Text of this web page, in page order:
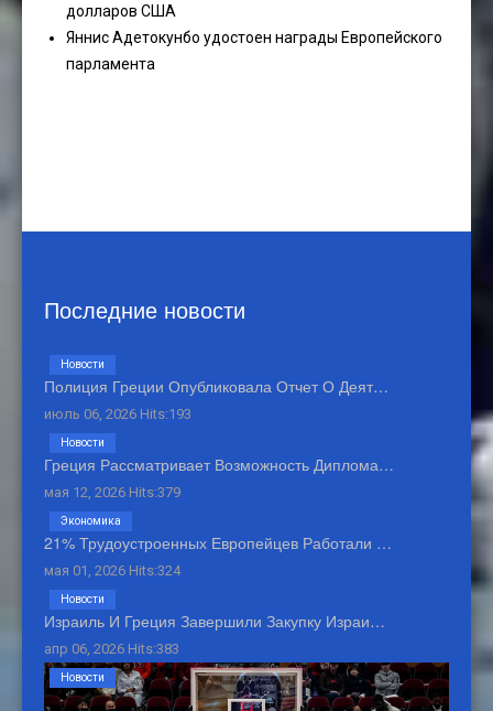
долларов США
Яннис Адетокунбо удостоен награды Европейского
парламента
Последние новости
Полиция Греции Опубликовала Отчет О Деят…
июль 06, 2026 Hits:193
Новости
Греция Рассматривает Возможность Диплома…
мая 12, 2026 Hits:379
Новости
21% Трудоустроенных Европейцев Работали …
мая 01, 2026 Hits:324
Экономика
Израиль И Греция Завершили Закупку Израи…
апр 06, 2026 Hits:383
Новости
Новости